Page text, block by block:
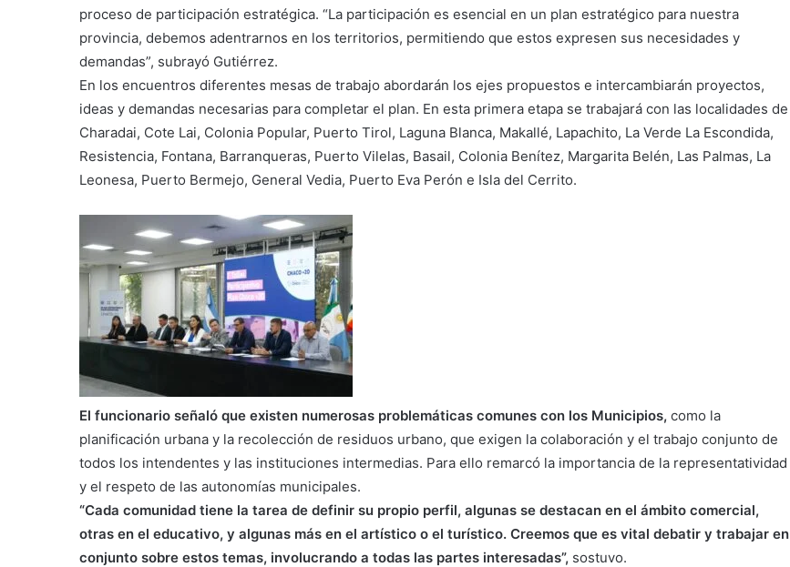
proceso de participación estratégica. “La participación es esencial en un plan estratégico para nuestra
provincia, debemos adentrarnos en los territorios, permitiendo que estos expresen sus necesidades y
demandas”, subrayó Gutiérrez.
En los encuentros diferentes mesas de trabajo abordarán los ejes propuestos e intercambiarán proyectos,
ideas y demandas necesarias para completar el plan. En esta primera etapa se trabajará con las localidades de
Charadai, Cote Lai, Colonia Popular, Puerto Tirol, Laguna Blanca, Makallé, Lapachito, La Verde La Escondida,
Resistencia, Fontana, Barranqueras, Puerto Vilelas, Basail, Colonia Benítez, Margarita Belén, Las Palmas, La
Leonesa, Puerto Bermejo, General Vedia, Puerto Eva Perón e Isla del Cerrito.
El funcionario señaló que existen numerosas problemáticas comunes con los Municipios, como la
planificación urbana y la recolección de residuos urbano, que exigen la colaboración y el trabajo conjunto de
todos los intendentes y las instituciones intermedias. Para ello remarcó la importancia de la representatividad
y el respeto de las autonomías municipales.
“Cada comunidad tiene la tarea de definir su propio perfil, algunas se destacan en el ámbito comercial,
otras en el educativo, y algunas más en el artístico o el turístico. Creemos que es vital debatir y trabajar en
conjunto sobre estos temas, involucrando a todas las partes interesadas”, sostuvo.